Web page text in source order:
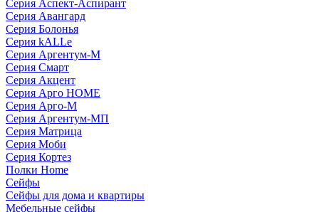
Серия Аспект-Аспирант
Серия Авангард
Серия Болонья
Серия kALLe
Серия Аргентум-М
Серия Смарт
Серия Акцент
Серия Арго HOME
Серия Арго-М
Серия Аргентум-МП
Серия Матрица
Серия Моби
Серия Кортез
Полки Home
Сейфы
Сейфы для дома и квартиры
Мебельные сейфы